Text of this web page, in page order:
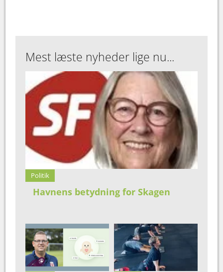
Mest læste nyheder lige nu...
Politik
Havnens betydning for Skagen